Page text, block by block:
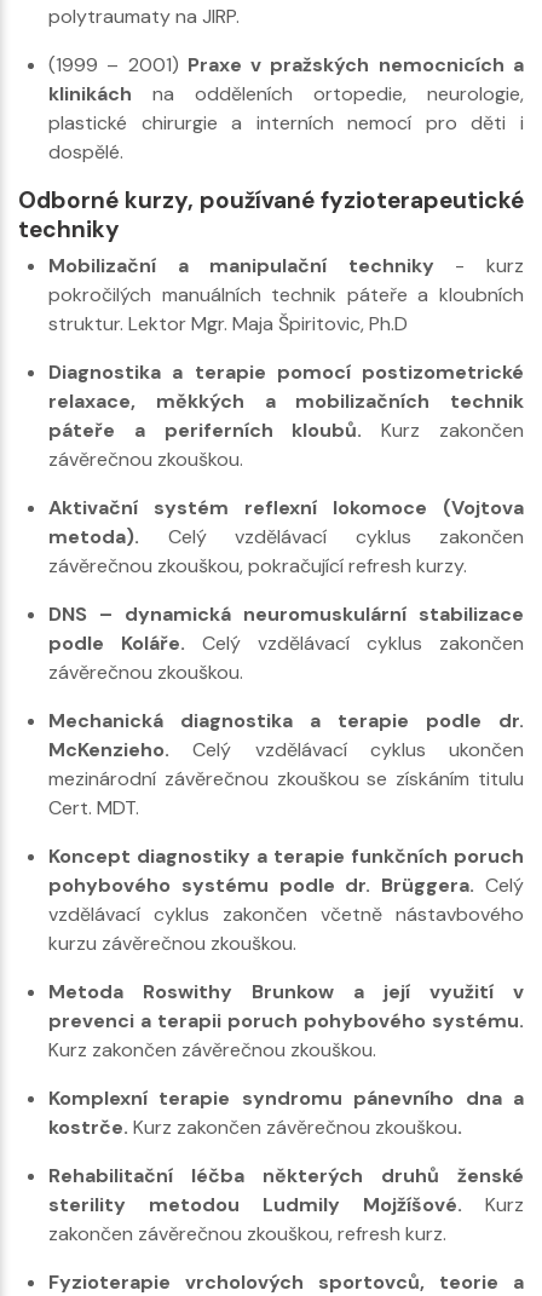
polytraumaty na JIRP.
(1999 – 2001) Praxe v pražských nemocnicích a
klinikách na odděleních ortopedie, neurologie,
plastické chirurgie a interních nemocí pro děti i
dospělé.
Odborné kurzy, používané fyzioterapeutické
techniky
Mobilizační a manipulační techniky - kurz
pokročilých manuálních technik páteře a kloubních
struktur. Lektor Mgr. Maja Špiritovic, Ph.D
Diagnostika a terapie pomocí postizometrické
relaxace, měkkých a mobilizačních technik
páteře a periferních kloubů.Kurz zakončen
závěrečnou zkouškou.
Aktivační systém reflexní lokomoce (Vojtova
metoda). Celý vzdělávací cyklus zakončen
závěrečnou zkouškou, pokračující refresh kurzy.
DNS – dynamická neuromuskulární stabilizace
podle Koláře. Celý vzdělávací cyklus zakončen
závěrečnou zkouškou.
Mechanická diagnostika a terapie podle dr.
McKenzieho.Celý vzdělávací cyklus ukončen
mezinárodní závěrečnou zkouškou se získáním titulu
Cert. MDT.
Koncept diagnostiky a terapie funkčních poruch
pohybového systému podle dr. Brüggera. Celý
vzdělávací cyklus zakončen včetně nástavbového
kurzu závěrečnou zkouškou.
Metoda Roswithy Brunkow a její využití v
prevenci a terapii poruch pohybového systému.
Kurz zakončen závěrečnou zkouškou.
Komplexní terapie syndromu pánevního dna a
kostrče. Kurz zakončen závěrečnou zkouškou.
Rehabilitační léčba některých druhů ženské
sterility metodou Ludmily Mojžíšové. Kurz
zakončen závěrečnou zkouškou, refresh kurz.
Fyzioterapie vrcholových sportovců, teorie a